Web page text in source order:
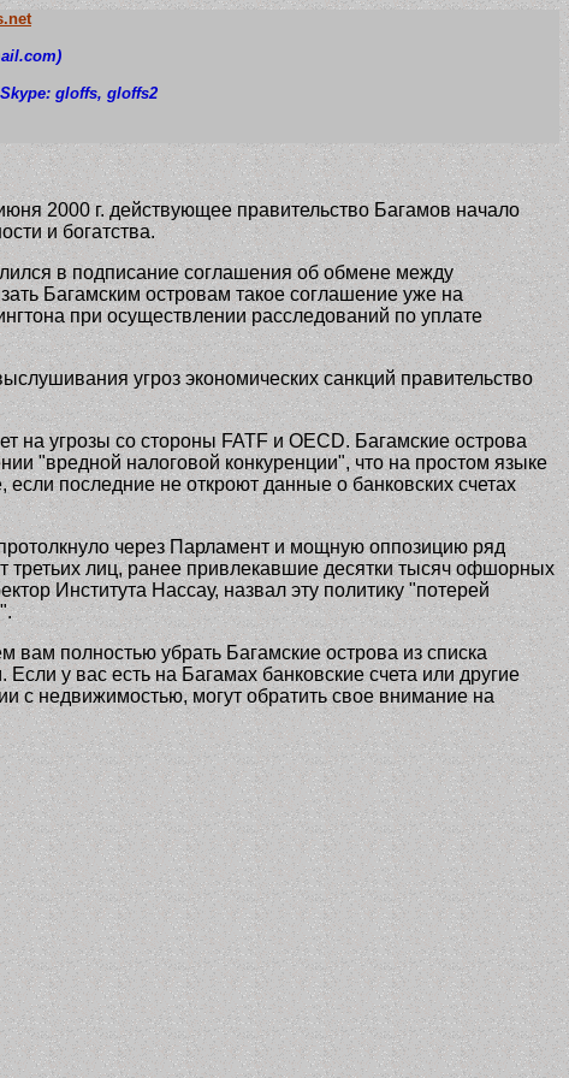
Skype: gloffs, gloffs2
2000 г. действующее правительство Багамов начало
и богатства.
в подписание соглашения об обмене между
Багамским островам такое соглашение уже на
при осуществлении расследований по уплате
угроз экономических санкций правительство
на угрозы со стороны FATF и OECD. Багамские острова
"вредной налоговой конкуренции", что на простом языке
последние не откроют данные о банковских счетах
через Парламент и мощную оппозицию ряд
третьих лиц, ранее привлекавшие десятки тысяч офшорных
Института Нассау, назвал эту политику "потерей
вам полностью убрать Багамские острова из списка
у вас есть на Багамах банковские счета или другие
с недвижимостью, могут обратить свое внимание на